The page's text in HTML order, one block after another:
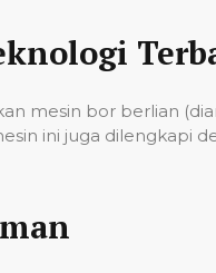
mesin bor berlian
ini juga dilengkapi